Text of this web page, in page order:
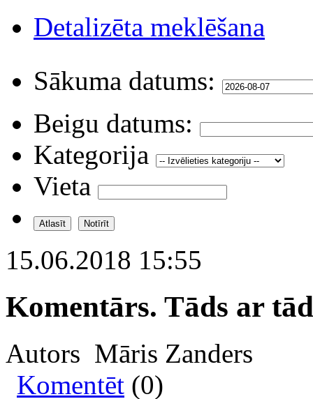
Detalizēta meklēšana
Sākuma datums:
Beigu datums:
Kategorija
Vieta
15.06.2018 15:55
Komentārs. Tāds ar
Autors Māris Zanders
Komentēt (0)